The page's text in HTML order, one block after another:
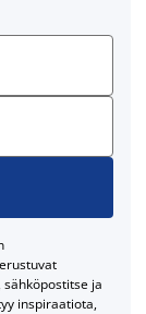
ja
inspiraatiota,